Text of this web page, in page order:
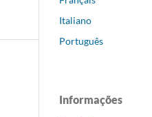
Italiano
Português
Informações